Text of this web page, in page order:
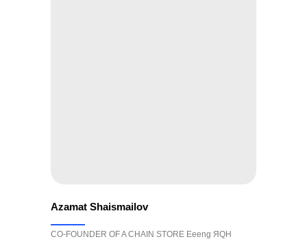
CO-FOUNDER OF A CHAIN ​​STORE Eeeng ЯQН
Azamat Shaismailov